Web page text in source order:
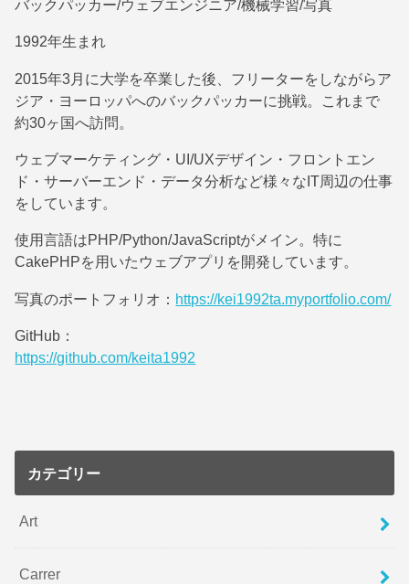
バックパッカー/ウェブエンジニア/機械学習/写真
1992年生まれ
2015年3月に大学を卒業した後、フリーターをしながらア
ジア・ヨーロッパへのバックパッカーに挑戦。これまで
約30ヶ国へ訪問。
ウェブマーケティング・UI/UXデザイン・フロントエン
ド・サーバーエンド・データ分析など様々なIT周辺の仕事
をしています。
使用言語はPHP/Python/JavaScriptがメイン。特に
CakePHPを用いたウェブアプリを開発しています。
写真のポートフォリオ： https://kei1992ta.myportfolio.com/
GitHub：
https://github.com/keita1992
カテゴリー
Art
Carrer